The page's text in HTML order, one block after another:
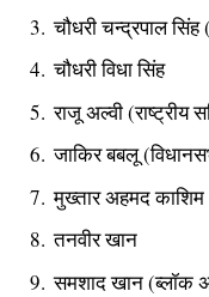
चौधरी चन्द्रपाल
चौधरी विधा सिंह
राजू अल्वी (राष्ट्रीय
जाकिर बबलू
मुख्तार अहमद काशिम
तनवीर खान
समशाद खान (ब्लॉक